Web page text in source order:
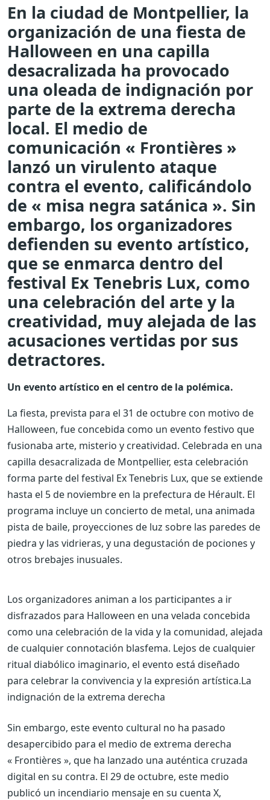
En la ciudad de Montpellier, la
organización de una fiesta de
Halloween en una capilla
desacralizada ha provocado
una oleada de indignación por
parte de la extrema derecha
local. El medio de
comunicación « Frontières »
lanzó un virulento ataque
contra el evento, calificándolo
de « misa negra satánica ». Sin
embargo, los organizadores
defienden su evento artístico,
que se enmarca dentro del
festival Ex Tenebris Lux, como
una celebración del arte y la
creatividad, muy alejada de las
acusaciones vertidas por sus
detractores.
Un evento artístico en el centro de la polémica.
La fiesta, prevista para el 31 de octubre con motivo de
Halloween, fue concebida como un evento festivo que
fusionaba arte, misterio y creatividad. Celebrada en una
capilla desacralizada de Montpellier, esta celebración
forma parte del festival Ex Tenebris Lux, que se extiende
hasta el 5 de noviembre en la prefectura de Hérault. El
programa incluye un concierto de metal, una animada
pista de baile, proyecciones de luz sobre las paredes de
piedra y las vidrieras, y una degustación de pociones y
otros brebajes inusuales.
Los organizadores animan a los participantes a ir
disfrazados para Halloween en una velada concebida
como una celebración de la vida y la comunidad, alejada
de cualquier connotación blasfema. Lejos de cualquier
ritual diabólico imaginario, el evento está diseñado
para celebrar la convivencia y la expresión artística.La
indignación de la extrema derecha
Sin embargo, este evento cultural no ha pasado
desapercibido para el medio de extrema derecha
« Frontières », que ha lanzado una auténtica cruzada
digital en su contra. El 29 de octubre, este medio
publicó un incendiario mensaje en su cuenta X,